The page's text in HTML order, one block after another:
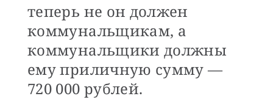
теперь не он должен
коммунальщикам, а
коммунальщики должны
ему приличную сумму —
720 000 рублей.